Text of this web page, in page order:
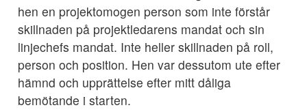
hen en projektomogen person som inte förstår
skillnaden på projektledarens mandat och sin
linjechefs mandat. Inte heller skillnaden på roll,
person och position. Hen var dessutom ute efter
hämnd och upprättelse efter mitt dåliga
bemötande i starten.